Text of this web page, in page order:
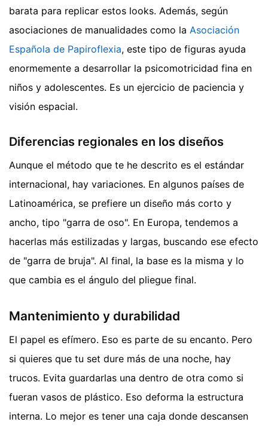
barata para replicar estos looks. Además, según
asociaciones de manualidades como la Asociación
Española de Papiroflexia, este tipo de figuras ayuda
enormemente a desarrollar la psicomotricidad fina en
niños y adolescentes. Es un ejercicio de paciencia y
visión espacial.
Diferencias regionales en los diseños
Aunque el método que te he descrito es el estándar
internacional, hay variaciones. En algunos países de
Latinoamérica, se prefiere un diseño más corto y
ancho, tipo "garra de oso". En Europa, tendemos a
hacerlas más estilizadas y largas, buscando ese efecto
de "garra de bruja". Al final, la base es la misma y lo
que cambia es el ángulo del pliegue final.
Mantenimiento y durabilidad
El papel es efímero. Eso es parte de su encanto. Pero
si quieres que tu set dure más de una noche, hay
trucos. Evita guardarlas una dentro de otra como si
fueran vasos de plástico. Eso deforma la estructura
interna. Lo mejor es tener una caja donde descansen